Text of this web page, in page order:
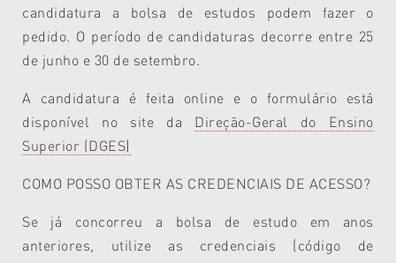
candidatura a bolsa de estudos podem fazer o
pedido. O período de candidaturas decorre entre 25
de junho e 30 de setembro.
A candidatura é feita online e o formulário está
disponível no site da Direção-Geral do Ensino
Superior (DGES)
COMO POSSO OBTER AS CREDENCIAIS DE ACESSO?
Se já concorreu a bolsa de estudo em anos
anteriores, utilize as credenciais (código de